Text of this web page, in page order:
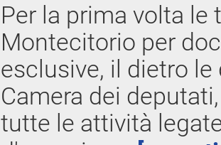
Per la prima volta le
Montecitorio per
esclusive, il dietro
Camera dei
tutte le attività